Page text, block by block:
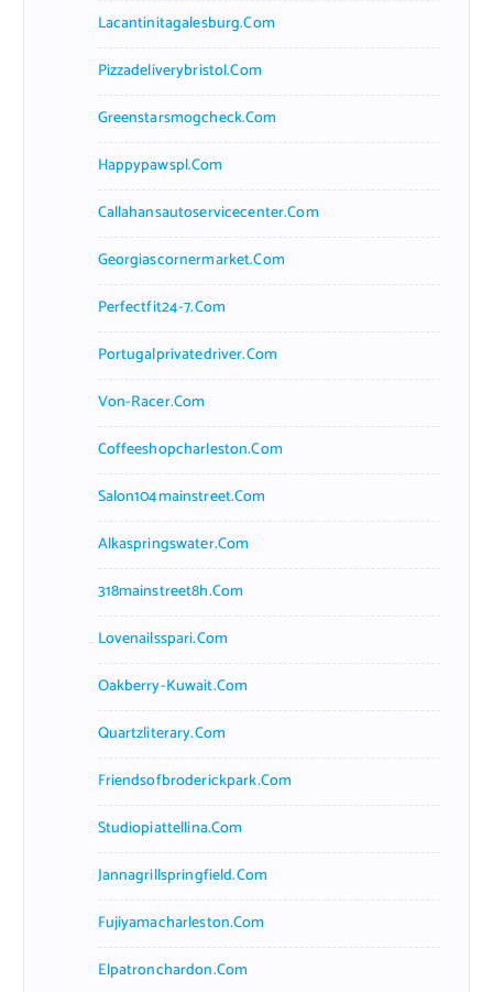
Lacantinitagalesburg.com
Pizzadeliverybristol.com
Greenstarsmogcheck.com
Happypawspl.com
Callahansautoservicecenter.com
Georgiascornermarket.com
Perfectfit24-7.com
Portugalprivatedriver.com
Von-Racer.com
Coffeeshopcharleston.com
Salon104mainstreet.com
Alkaspringswater.com
318mainstreet8h.com
Lovenailsspari.com
Oakberry-Kuwait.com
Quartzliterary.com
Friendsofbroderickpark.com
Studiopiattellina.com
Jannagrillspringfield.com
Fujiyamacharleston.com
Elpatronchardon.com